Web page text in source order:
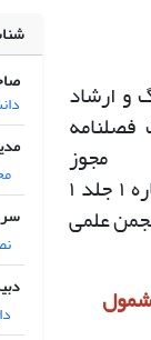
و ارشاد
مجوز
۱جلد ۱
علمی
به مجله مشمول